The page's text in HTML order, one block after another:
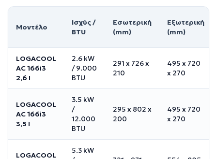
Μοντέλο
Ισχύς /
BTU
Εσωτερική
(mm)
Εξωτερική
(mm)
LOGACOOL
AC 166i3
2,6 I
2.6 kW
/9.000
BTU
291 x 726 x
210
495 x 720
x 270
LOGACOOL
AC 166i3
3,5 I
3.5 kW
/
12.000
BTU
295 x 802 x
200
495 x 720
x 270
LOGACOOL
5.3 kW